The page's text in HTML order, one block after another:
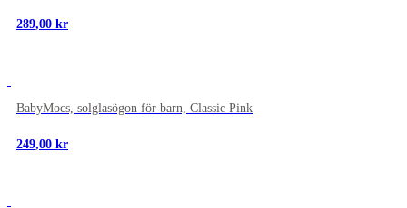
289,00 kr
BabyMocs, solglasögon för barn, Classic Pink
249,00 kr